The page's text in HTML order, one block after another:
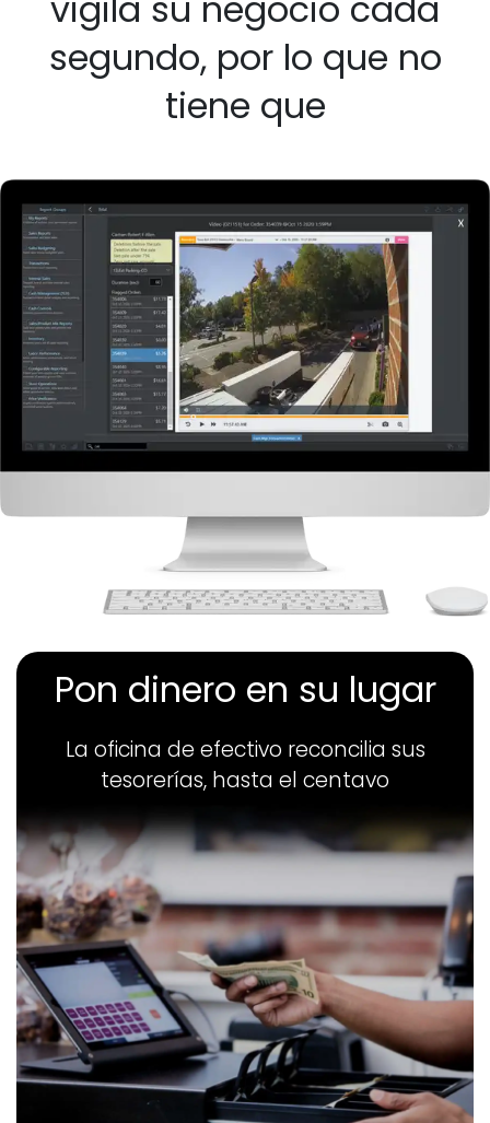
segundo, por lo que no
tiene que
Pon dinero en su lugar
La oficina de efectivo reconcilia sus
tesorerías, hasta el centavo